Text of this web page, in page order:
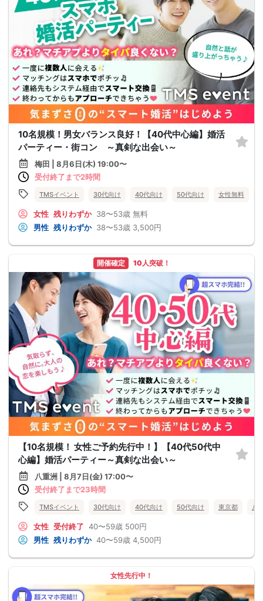
10名規模！男女バランス良好！【40代中心編】婚活
パーティー・街コン ～真剣な出会い～
梅田 | 8月6日(木) 19:00〜
受付終了まで2時間
TMSイベント 30代向け 40代向け 50代向け 女性無料
女性 残りわずか 38〜53歳 無料
男性 残りわずか 38〜53歳 3,500円
開催確定 10人突破！
【10名規模！ 女性ご予約先行中！】【40代50代中
心編】婚活パーティー～真剣な出会い～
八重洲 | 8月7日(金) 17:00〜
受付終了まで23時間
TMSイベント 30代向け 40代向け 50代向け 東京都 八
女性 受付終了 40〜59歳 500円
男性 残りわずか 40〜59歳 4,500円
女性先行中！